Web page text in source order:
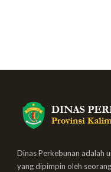
Dinas Perkebunan adalah
yang dipimpin oleh